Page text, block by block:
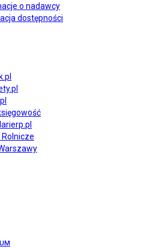
o nadawcy
dostępności
Rolnicze